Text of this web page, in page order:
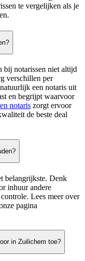
te vergelijken als je
bij notarissen niet altijd
verschillen per
een notaris uit
en begrijpt waarvoor
notaris zorgt ervoor
de beste deal
belangrijkste. Denk
inhuur andere
Lees meer over
pagina
in Zuilichem toe?